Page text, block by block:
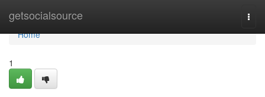
getsocialsource
Home
Home
1